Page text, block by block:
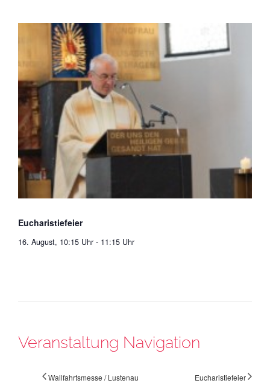
Eucharistiefeier
16. August, 10:15 Uhr - 11:15 Uhr
Veranstaltung Navigation
Wallfahrtsmesse / Lustenau Eucharistiefeier